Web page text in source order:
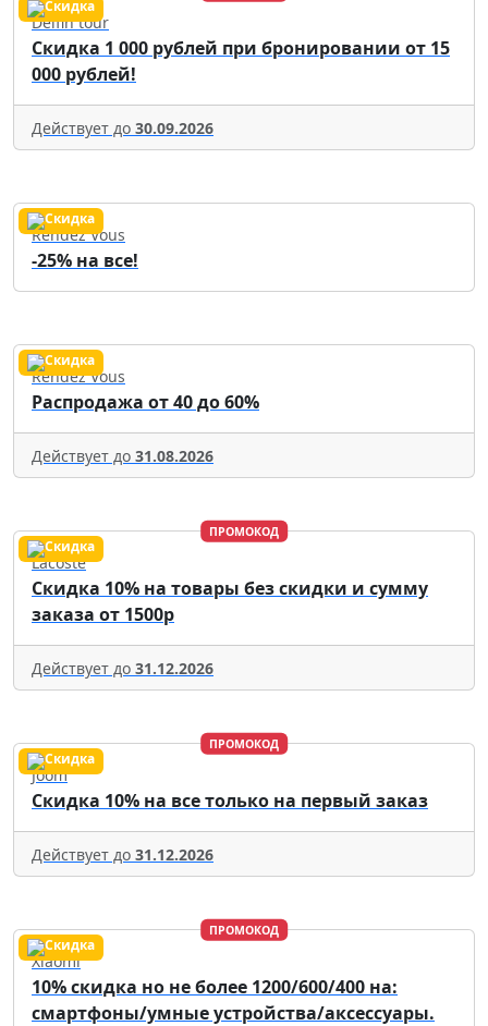
Delfin tour
Скидка 1 000 рублей при бронировании от 15
000 рублей!
Действует до 30.09.2026
Rendez Vous
-25% на все!
Rendez Vous
Распродажа от 40 до 60%
Действует до 31.08.2026
ПРОМОКОД
Lacoste
Скидка 10% на товары без скидки и сумму
заказа от 1500р
Действует до 31.12.2026
ПРОМОКОД
Joom
Скидка 10% на все только на первый заказ
Действует до 31.12.2026
ПРОМОКОД
Xiaomi
10% скидка но не более 1200/600/400 на:
смартфоны/умные устройства/аксессуары.